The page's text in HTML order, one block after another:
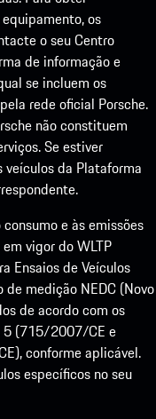
os
o seu Centro
de informação e
se incluem os
rede oficial Porsche.
não constituem
Se estiver
da Plataforma
e às emissões
vigor do WLTP
Ensaios de Veículos
medição NEDC (Novo
de acordo com os
5 (715/2007/CE e
conforme aplicável.
específicos no seu